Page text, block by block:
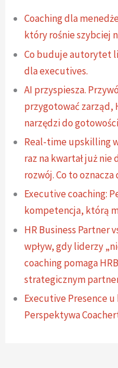
Coaching dla
który rośnie szybciej
Co buduje autorytet
dla executives.
AI przyspiesza.
przygotować zarząd,
narzędzi do
Real-time upskilling
raz na kwartał już nie
rozwój. Co to oznacza
Executive coaching:
kompetencja, którą
HR Business Partner
wpływ, gdy liderzy
coaching pomaga
strategicznym
Executive Presence
Perspektywa